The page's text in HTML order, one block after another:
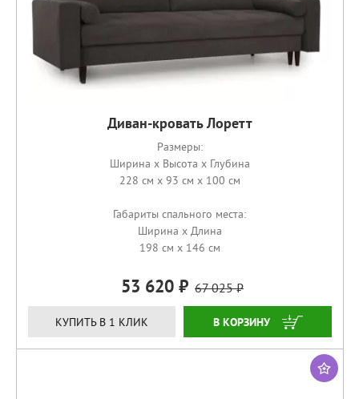
Диван-кровать Лоретт
Размеры:
Ширина x Высота x Глубина
228 см x 93 см x 100 см
Габариты спального места:
Ширина x Длина
198 см x 146 см
53 620 67 025
КУПИТЬ В 1 КЛИК КУПИТЬ